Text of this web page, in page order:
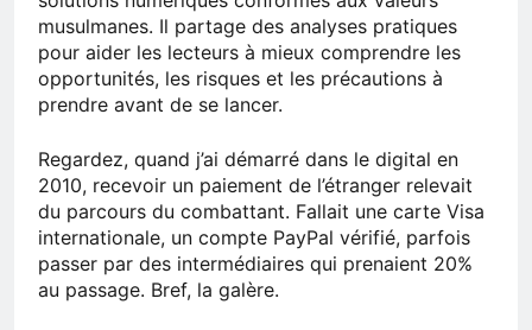
musulmanes. Il partage des analyses pratiques
pour aider les lecteurs à mieux comprendre les
opportunités, les risques et les précautions à
prendre avant de se lancer.
Regardez, quand j’ai démarré dans le digital en
2010, recevoir un paiement de l’étranger relevait
du parcours du combattant. Fallait une carte Visa
internationale, un compte PayPal vérifié, parfois
passer par des intermédiaires qui prenaient 20%
au passage. Bref, la galère.